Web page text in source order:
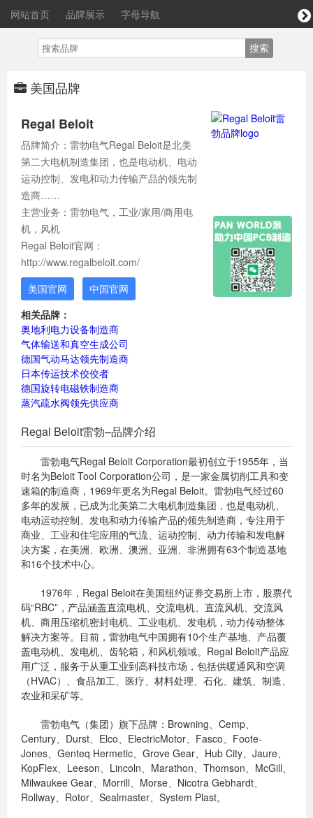
网站首页 品牌展示 字母导航
美国品牌
Regal Beloit
品牌简介：雷勃电气Regal Beloit是北美
第二大电机制造集团，也是电动机、电动
运动控制、发电和动力传输产品的领先制
造商……
主营业务：雷勃电气，工业/家用/商用电
机，风机
Regal Beloit官网：
http://www.regalbeloit.com/
美国官网
中国官网
相关品牌：
奥地利电力设备制造商
气体输送和真空生成公司
德国气动马达领先制造商
日本传运技术佼佼者
德国旋转电磁铁制造商
蒸汽疏水阀领先供应商
Regal Beloit雷勃–品牌介绍
雷勃电气Regal Beloit Corporation最初创立于1955年，当
时名为Beloit Tool Corporation公司，是一家金属切削工具和变
速箱的制造商，1969年更名为Regal Beloit。雷勃电气经过60
多年的发展，已成为北美第二大电机制造集团，也是电动机、
电动运动控制、发电和动力传输产品的领先制造商，专注用于
商业、工业和住宅应用的气流、运动控制、动力传输和发电解
决方案，在美洲、欧洲、澳洲、亚洲、非洲拥有63个制造基地
和16个技术中心。
1976年，Regal Beloit在美国纽约证券交易所上市，股票代
码“RBC”，产品涵盖直流电机、交流电机、直流风机、交流风
机、商用压缩机密封电机、工业电机、发电机，动力传动整体
解决方案等。目前，雷勃电气中国拥有10个生产基地、产品覆
盖电动机、发电机、齿轮箱，和风机领域。Regal Beloit产品应
用广泛，服务于从重工业到高科技市场，包括供暖通风和空调
（HVAC）、食品加工、医疗、材料处理、石化、建筑、制造、
农业和采矿等。
雷勃电气（集团）旗下品牌：Browning、Cemp、
Century、Durst、Elco、ElectricMotor、Fasco、Foote-
Jones、Genteq Hermetic、Grove Gear、Hub City、Jaure、
KopFlex、Leeson、Lincoln、Marathon、Thomson、McGill、
Milwaukee Gear、Morrill、Morse、Nicotra Gebhardt、
Rollway、Rotor、Sealmaster、System Plast。